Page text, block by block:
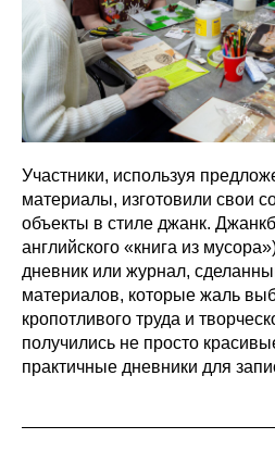
Участники, используя
материалы, изготовили свои
объекты в стиле джанк.
английского «книга из
дневник или журнал,
материалов, которые жаль
кропотливого труда и
получились не просто
практичные дневники для